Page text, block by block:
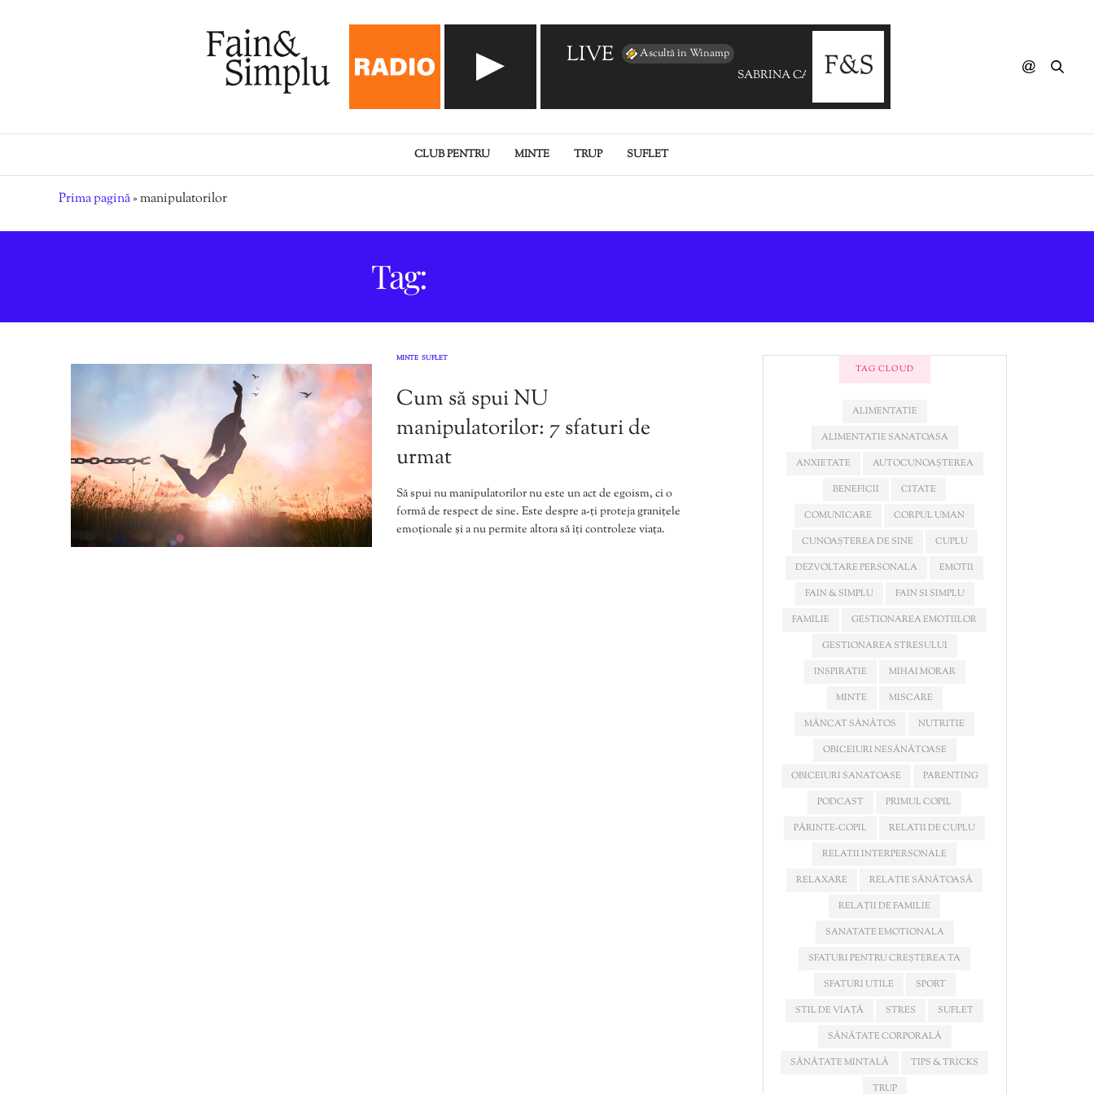
LIVE Ascultă în Winamp
SABRINA CARPENTER - Espresso
CLUB PENTRU MINTE TRUP SUFLET
Prima pagină»manipulatorilor
Tag:
MINTE SUFLET
Cum să spui NU
manipulatorilor: 7 sfaturi de
urmat
Să spui nu manipulatorilor nu este un act de egoism, ci o
formă de respect de sine. Este despre a-ți proteja granițele
emoționale și a nu permite altora să îți controleze viața.
TAG CLOUD
ALIMENTATIE
ALIMENTATIE SANATOASA
ANXIETATE
AUTOCUNOAȘTEREA
BENEFICII
CITATE
COMUNICARE
CORPUL UMAN
CUNOAȘTEREA DE SINE
CUPLU
DEZVOLTARE PERSONALA
EMOTII
FAIN & SIMPLU
FAIN SI SIMPLU
FAMILIE
GESTIONAREA EMOTIILOR
GESTIONAREA STRESULUI
INSPIRATIE
MIHAI MORAR
MINTE
MISCARE
MÂNCAT SĂNĂTOS
NUTRITIE
OBICEIURI NESĂNĂTOASE
OBICEIURI SANATOASE
PARENTING
PODCAST
PRIMUL COPIL
PĂRINTE-COPIL
RELATII DE CUPLU
RELATII INTERPERSONALE
RELAXARE
RELAȚIE SĂNĂTOASĂ
RELAȚII DE FAMILIE
SANATATE EMOTIONALA
SFATURI PENTRU CREȘTEREA TA
SFATURI UTILE
SPORT
STIL DE VIAȚĂ
STRES
SUFLET
SĂNĂTATE CORPORALĂ
SĂNĂTATE MINTALĂ
TIPS & TRICKS
TRUP